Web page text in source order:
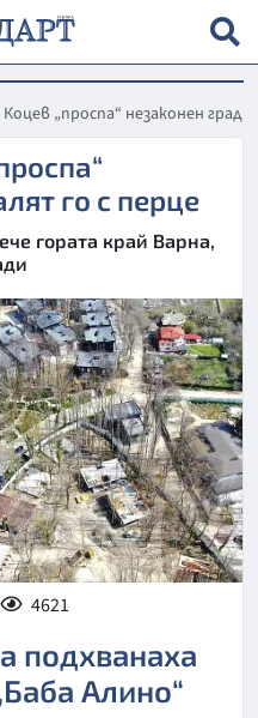
„проспа“ незаконен град,
го с перце
гората край Варна,
4621
подхванаха
Алино“